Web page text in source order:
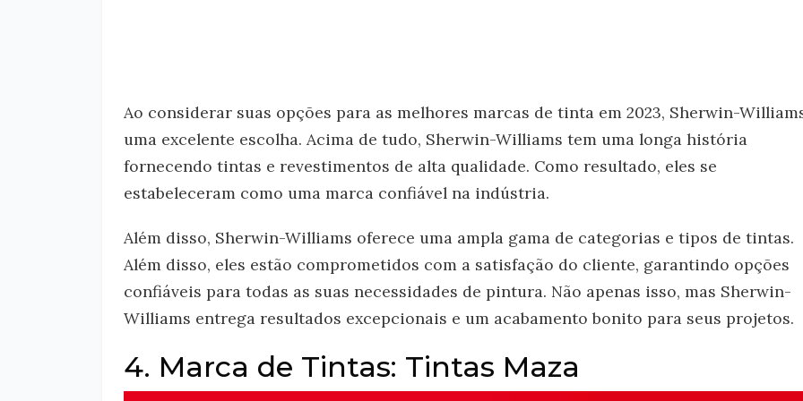
Ao considerar suas opções para as melhores marcas de tinta em 2023, Sherwin-
uma excelente escolha. Acima de tudo, Sherwin-Williams tem uma longa história
fornecendo tintas e revestimentos de alta qualidade. Como resultado, eles se
estabeleceram como uma marca confiável na indústria.
Além disso, Sherwin-Williams oferece uma ampla gama de categorias e tipos de tintas.
Além disso, eles estão comprometidos com a satisfação do cliente, garantindo opções
confiáveis para todas as suas necessidades de pintura. Não apenas isso, mas Sherwin-
Williams entrega resultados excepcionais e um acabamento bonito para seus projetos.
4. Marca de Tintas: Tintas Maza